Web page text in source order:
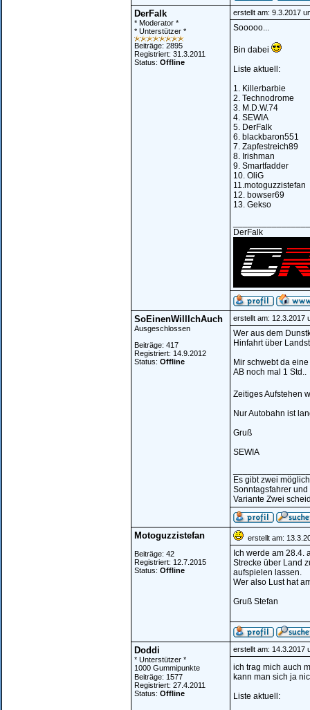
DerFalk
* Moderator *
* Unterstützer *
Beiträge: 2895
Registriert: 31.3.2011
Status: Offline
erstellt am: 9.3.2017
Sooooo...
Bin dabei
Liste aktuell:
1. Killerbarbie
2. Technodrome
3. M.D.W.74
4. SEWIA
5. DerFalk
6. blackbaron551
7. Zapfestreich89
8. Irishman
9. Smartfadder
10. OliG
11.motoguzzistefan
12. bowser69
13. Gekso
DerFalk
SoEinenWillIchAuch
Ausgeschlossen
Beiträge: 417
Registriert: 14.9.2012
Status: Offline
erstellt am: 12.3.2017
Wer aus dem
Hinfahrt über
Mir schwebt da
AB noch mal 1 Std..
Zeitiges Aufstehen
Nur Autobahn ist
Gruß
SEWIA
Es gibt zwei
Sonntagsfahrer und
Variante Zwei
Motoguzzistefan
Beiträge: 42
Registriert: 12.7.2015
Status: Offline
erstellt am:
Ich werde am 28.4.
Strecke über Land
aufspielen lassen.
Wer also Lust hat
Gruß Stefan
Doddi
* Unterstützer *
1000 Gummipunkte
Beiträge: 1577
Registriert: 27.4.2011
Status: Offline
erstellt am: 14.3.2017
ich trag mich auch
kann man sich ja
Liste aktuell: